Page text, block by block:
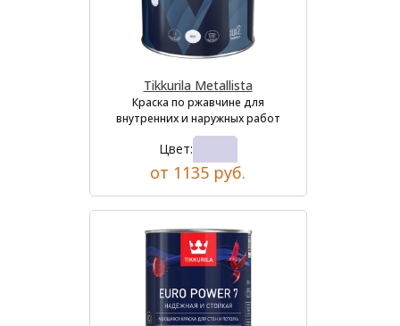
Tikkurila Metallista
Краска по ржавчине для
внутренних и наружных работ
Цвет:
от 1135 руб.